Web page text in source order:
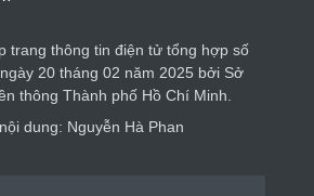
trang thông tin điện tử tổng hợp số
20 tháng 02 năm 2025 bởi Sở
thông Thành phố Hồ Chí Minh.
dung: Nguyễn Hà Phan